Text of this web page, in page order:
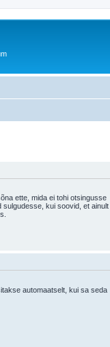
ette, mida ei tohi otsingusse
kui soovid, et ainult ühe
automaatselt, kui sa seda